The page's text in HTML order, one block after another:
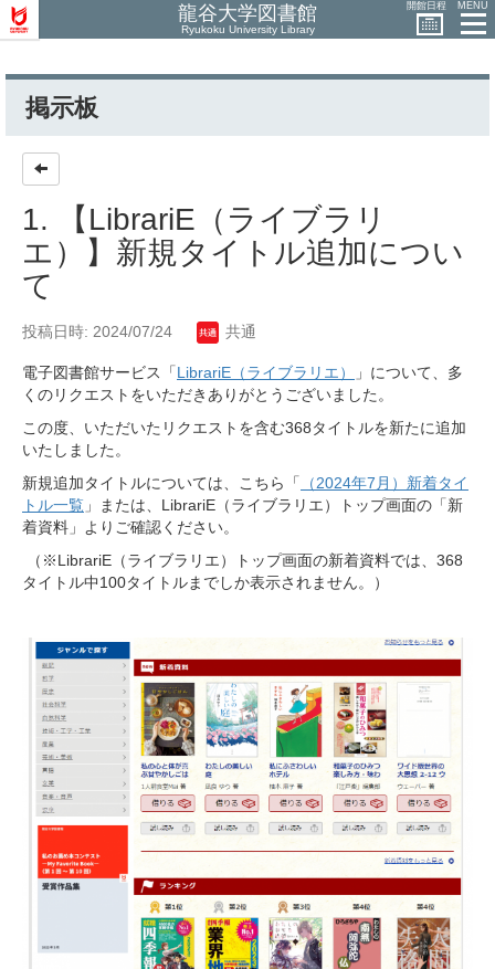
龍谷大学図書館
Ryukoku University Library
開館日程 MENU
掲示板
1. 【LibrariE（ライブラリ
エ）】新規タイトル追加につい
て
投稿日時: 2024/07/24 共通
電子図書館サービス「LibrariE（ライブラリエ）
」について、多
くのリクエストをいただきありがとうございました。
この度、いただいたリクエストを含む368タイトルを新たに追加
いたしました。
新規追加タイトルについては、こちら「
（2024年7月）新着タイ
トル一覧 」または、LibrariE（ライブラリエ）トップ画面の「新
着資料」よりご確認ください。
（※LibrariE（ライブラリエ）トップ画面の新着資料では、368
タイトル中100タイトルまでしか表示されません。）